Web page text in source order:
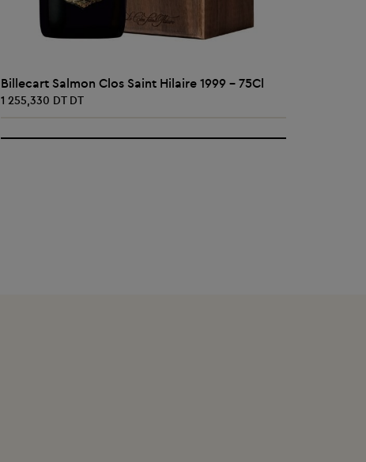
AJOUTER AU PANIER
Billecart Salmon Clos Saint Hilaire 1999 - 75Cl
1 255,330 DT DT